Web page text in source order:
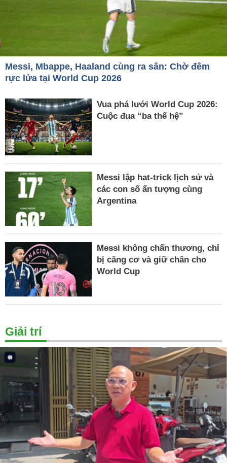
Messi, Mbappe, Haaland cùng ra sân: Chờ đêm
rực lửa tại World Cup 2026
Vua phá lưới World Cup 2026:
Cuộc đua “ba thế hệ”
Messi lập hat-trick lịch sử và
các con số ấn tượng cùng
Argentina
Messi không chấn thương, chỉ
bị căng cơ và giữ chân cho
World Cup
Giải trí